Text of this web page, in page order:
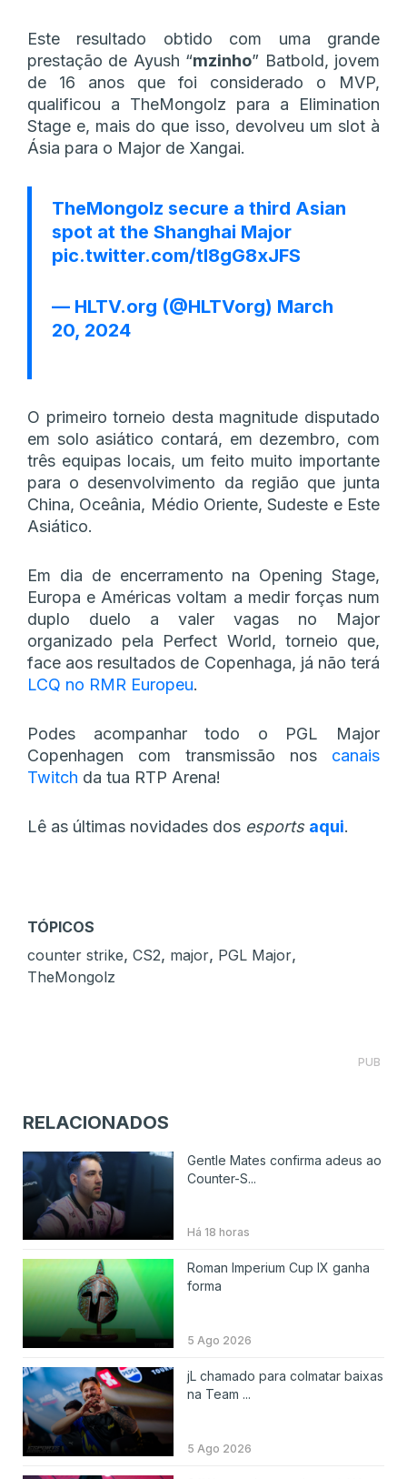
Este resultado obtido com uma grande
prestação de Ayush “mzinho” Batbold, jovem
de 16 anos que foi considerado o MVP,
qualificou a TheMongolz para a Elimination
Stage e, mais do que isso, devolveu um slot à
Ásia para o Major de Xangai.
TheMongolz secure a third Asian
spot at the Shanghai Major
pic.twitter.com/tl8gG8xJFS
— HLTV.org (@HLTVorg) March
20, 2024
O primeiro torneio desta magnitude disputado
em solo asiático contará, em dezembro, com
três equipas locais, um feito muito importante
para o desenvolvimento da região que junta
China, Oceânia, Médio Oriente, Sudeste e Este
Asiático.
Em dia de encerramento na Opening Stage,
Europa e Américas voltam a medir forças num
duplo duelo a valer vagas no Major
organizado pela Perfect World, torneio que,
face aos resultados de Copenhaga, já não terá
LCQ no RMR Europeu.
Podes acompanhar todo o PGL Major
Copenhagen com transmissão nos canais
Twitch da tua RTP Arena!
Lê as últimas novidades dos esports aqui.
TÓPICOS
counter strike, CS2, major, PGL Major,
TheMongolz
PUB
RELACIONADOS
Gentle Mates confirma adeus ao
Counter-S...
Há 18 horas
Roman Imperium Cup IX ganha
forma
5 Ago 2026
jL chamado para colmatar baixas
na Team ...
5 Ago 2026